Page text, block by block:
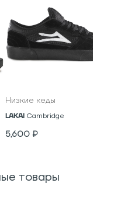
Низкие кеды
LAKAI Cambridge
5,600 ₽
товары